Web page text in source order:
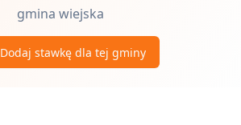
gmina wiejska
Dodaj stawkę dla tej gminy